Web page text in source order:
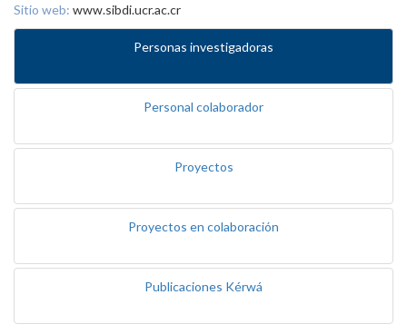
Sitio web: www.sibdi.ucr.ac.cr
Personas investigadoras
Personal colaborador
Proyectos
Proyectos en colaboración
Publicaciones Kérwá